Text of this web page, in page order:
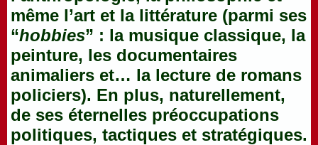
même l’art et la littérature (parmi ses
“hobbies” : la musique classique, la
peinture, les documentaires
animaliers et… la lecture de romans
policiers). En plus, naturellement,
de ses éternelles préoccupations
politiques, tactiques et stratégiques.